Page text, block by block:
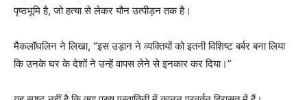
पृष्ठभूमि है, जो हत्या से लेकर यौन उत्पीड़न तक है।
मैकलॉघलिन ने लिखा, “इस उड़ान ने व्यक्तियों को इतनी विशिष्ट बर्बर बना लिया
कि उनके घर के देशों ने उन्हें वापस लेने से इनकार कर दिया।”